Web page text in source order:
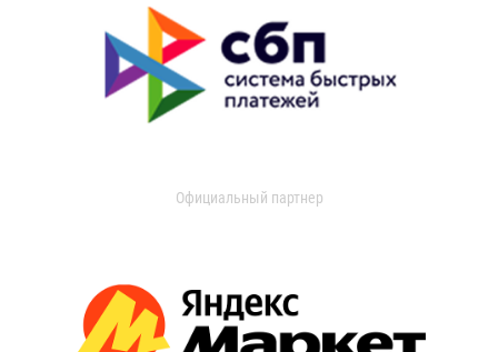
Официальный партнер